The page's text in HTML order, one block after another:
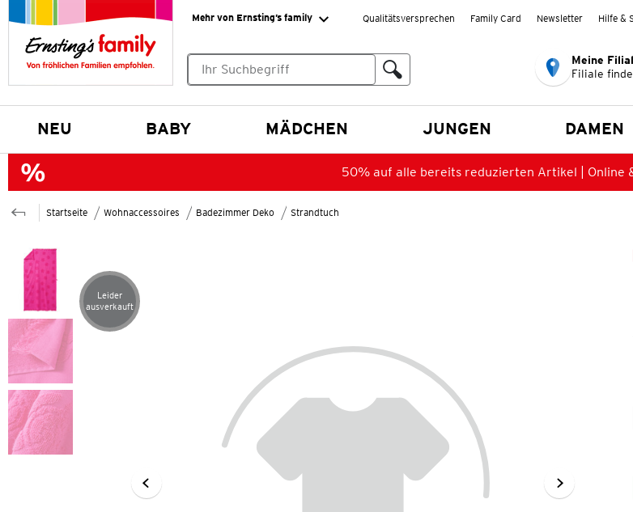
Mehr von Ernsting’s family Qualitätsversprechen Family Card Newsletter Hilfe &
Meine
Filiale
NEU BABY MÄDCHEN JUNGEN DAMEN
50% auf alle bereits reduzierten Artikel | Online
Startseite Wohnaccessoires Badezimmer Deko Strandtuch
Artikel leider ausverkauft
Leider
ausverkauft